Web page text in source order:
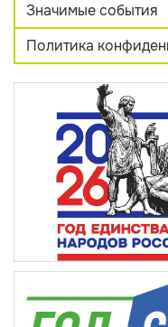
Значимые события
Политика